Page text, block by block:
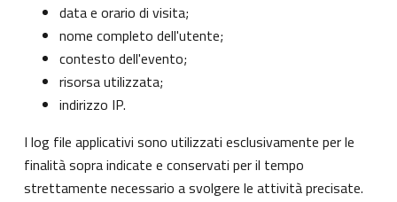
data e orario di visita;
nome completo dell'utente;
contesto dell'evento;
risorsa utilizzata;
indirizzo IP.
I log file applicativi sono utilizzati esclusivamente per le
finalità sopra indicate e conservati per il tempo
strettamente necessario a svolgere le attività precisate.